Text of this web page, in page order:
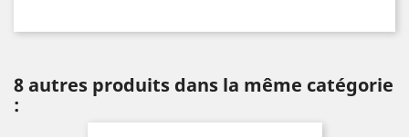
8 autres produits dans la même catégorie
: